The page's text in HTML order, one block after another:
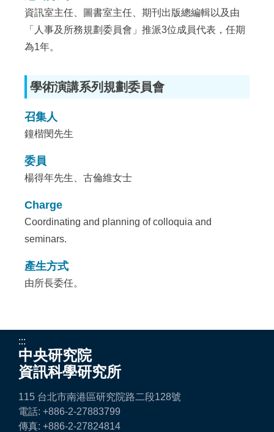
資訊室主任、圖書室主任、期刊出版總編輯以及由
「人事及所務規劃委員會」推派3位成員代表，任期
為1年。
學術演講系列規劃委員會
召集人
鐘楷閔先生
委員
楊得年先生、古倫維女士
Charge
Coordinating and planning of colloquia and
seminars.
產生方式
由所長委任。
:::
中央研究院
資訊科學研究所
115 台北市南港區研究院路二段128號
電話: +886-2-27883799
傳真: +886-2-27824814